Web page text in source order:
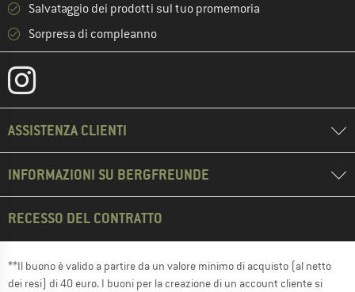
Salvataggio dei prodotti sul tuo promemoria
Sorpresa di compleanno
ASSISTENZA CLIENTI
INFORMAZIONI SU BERGFREUNDE
RECESSO DEL CONTRATTO
**Il buono è valido a partire da un valore minimo di acquisto (al netto
dei resi) di 40 euro. I buoni per la creazione di un account cliente si